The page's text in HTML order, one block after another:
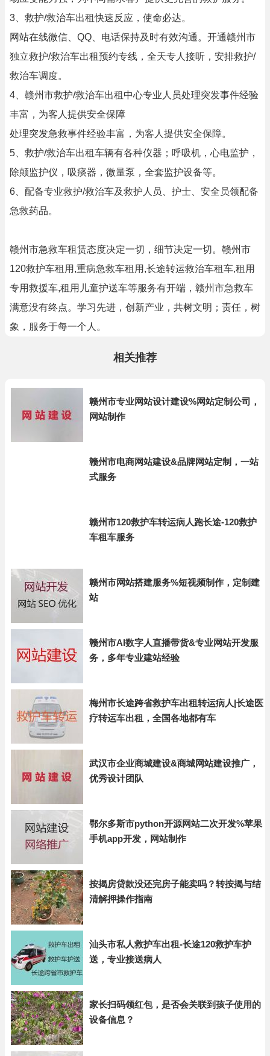
3、救护/救治车出租快速反应，使命必达。
网站在线微信、QQ、电话保持及时有效沟通。开通赣州市
独立救护/救治车出租预约专线，全天专人接听，安排救护/
救治车调度。
4、赣州市救护/救治车出租中心专业人员处理突发事件经验
丰富，为客人提供安全保障
处理突发急救事件经验丰富，为客人提供安全保障。
5、救护/救治车出租车辆有各种仪器；呼吸机，心电监护，
除颠监护仪，吸痰器，微量泵，全套监护设备等。
6、配备专业救护/救治车及救护人员、护士、安全员领配备
急救药品。
赣州市急救车租赁态度决定一切，细节决定一切。赣州市
120救护车租用,重病急救车租用,长途转运救治车租车,租用
专用救援车,租用儿童护送车等服务有开端，赣州市急救车
满意没有终点。学习先进，创新产业，共树文明；责任，树
象，服务于每一个人。
相关推荐
赣州市专业网站设计建设%网站定制公司，
网站制作
赣州市电商网站建设&品牌网站定制，一站
式服务
赣州市120救护车转运病人跑长途-120救护
车租车服务
赣州市网站搭建服务%短视频制作，定制建
站
赣州市AI数字人直播带货&专业网站开发服
务，多年专业建站经验
梅州市长途跨省救护车出租转运病人|长途医
疗转运车出租，全国各地都有车
武汉市企业商城建设&商城网站建设推广，
优秀设计团队
鄂尔多斯市python开源网站二次开发%苹果
手机app开发，网站制作
按揭房贷款没还完房子能卖吗？转按揭与结
清解押操作指南
汕头市私人救护车出租-长途120救护车护
送，专业接送病人
家长扫码领红包，是否会关联到孩子使用的
设备信息？